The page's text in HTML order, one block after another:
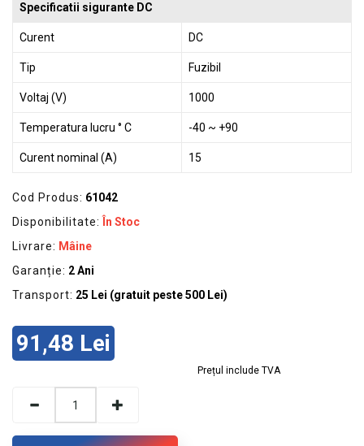
Specificatii sigurante DC
Curent DC
Tip Fuzibil
Voltaj (V) 1000
Temperatura lucru ° C -40 ~ +90
Curent nominal (A) 15
Cod Produs: 61042
Disponibilitate:
În Stoc
Livrare: Mâine
Garanție: 2 Ani
Transport: 25 Lei (gratuit peste 500 Lei)
91,48 Lei
Prețul include TVA